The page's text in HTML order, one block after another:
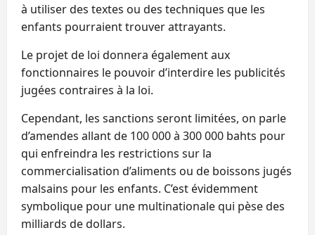
à utiliser des textes ou des techniques que les
enfants pourraient trouver attrayants.
Le projet de loi donnera également aux
fonctionnaires le pouvoir d’interdire les publicités
jugées contraires à la loi.
Cependant, les sanctions seront limitées, on parle
d’amendes allant de 100 000 à 300 000 bahts pour
qui enfreindra les restrictions sur la
commercialisation d’aliments ou de boissons jugés
malsains pour les enfants. C’est évidemment
symbolique pour une multinationale qui pèse des
milliards de dollars.